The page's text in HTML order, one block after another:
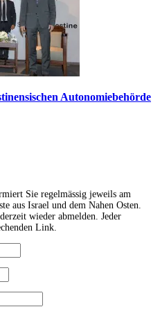
Autonomiebehörde
Sie regelmässig jeweils am
aus Israel und dem Nahen Osten.
wieder abmelden. Jeder
Link.